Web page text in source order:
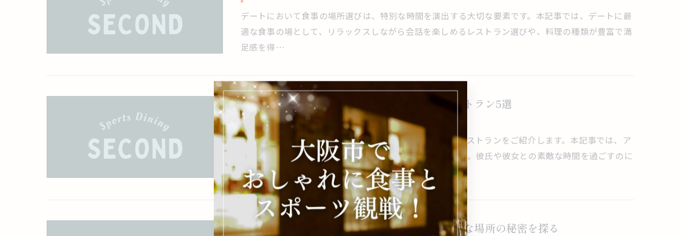
デートにおいて食事の場所選びは、特別な時間を演出する大切な要素です。本記事では、デートに最
適な食事の場として、リラックスしながら会話を楽しめるレストラン選びや、料理の種類が豊富で満
足感を得…
阿波座駅で楽しむ！デートにぴったりのレストラン5選
2025/06/23
阿波座駅周辺で、特別なデートを演出したい方に最適なレストランをご紹介します。本記事では、ア
クセスの良さと魅力的な空間を兼ね備えたスポットを厳選。彼氏や彼女との素敵な時間を過ごすのに
ぴったり…
阿波座駅周辺のデートスポットとは？魅力的な場所の秘密を探る